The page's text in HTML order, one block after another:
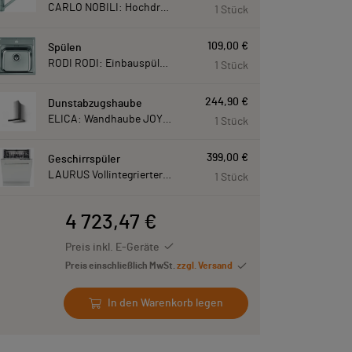
CARLO NOBILI: Hochdruck- Einhebelmischbatterie Blue, Mischbatterie verchromt 17770 1 Stück
Spülen
RODI RODI: Einbauspüle New Manaus, Edelstahl 87207
109,00 €
1 Stück
Dunstabzugshaube
ELICA: Wandhaube JOYE 60-A,600 mm breit Edelstahl JOYE60A
244,90 €
1 Stück
Geschirrspüler
LAURUS Vollintegrierter Geschirrspüler LSV60-4, 4 Programme, 815 mm hoch LSV604
399,00 €
1 Stück
4 723,47 €
Preis inkl. E-Geräte
Preis einschließlich MwSt. zzgl. Versand
In den Warenkorb legen